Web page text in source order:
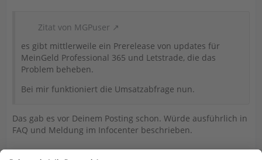
Zitat von MGPuser
es gibt mittlerweile ein Prerelease von updates für
MeinGeld Professional 365 und Letstrade, die das
Problem beheben.
Bei mir funktioniert die Umsatzabfrage nun.
Das gab es vor Deinem Posting schon. Würde ausführlich in
FAQ und Meldung im Infocenter beschrieben.